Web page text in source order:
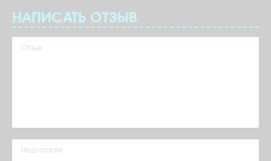
НАПИСАТЬ ОТЗЫВ